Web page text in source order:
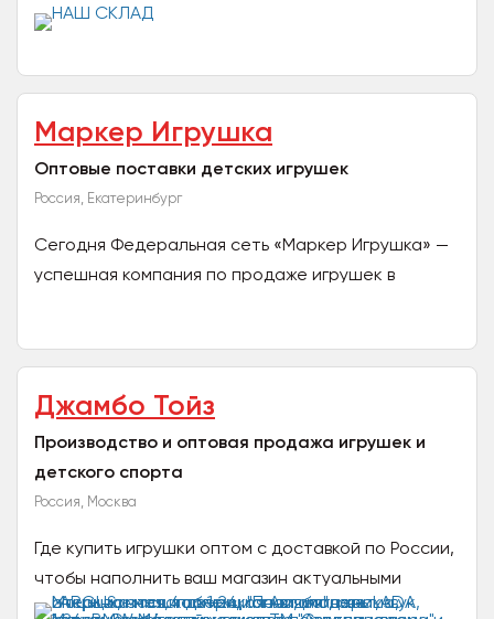
сотрудничество всем владельцам интернет-
Маркер Игрушка
Оптовые поставки детских игрушек
Россия, Екатеринбург
Сегодня Федеральная сеть «Маркер Игрушка» —
успешная компания по продаже игрушек в
Джамбо Тойз
Производство и оптовая продажа игрушек и
детского спорта
Россия, Москва
Где купить игрушки оптом с доставкой по России,
чтобы наполнить ваш магазин актуальными
новинками? В нашем каталоге популярные и